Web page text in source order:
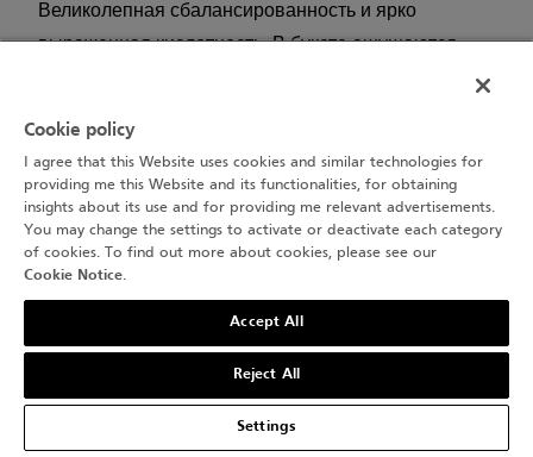
Великолепная сбалансированность и ярко
выраженная кислотность. В букете ощущаются
2009 RIESLING GRAND CRU HENGST (РИСЛИНГ
ГРАНД КРЮ ЭНГСТ)
Более мощное, мужественное и округлое, чем
Бранд. Привкус корок лайма переходит в
грейпфрутовое и масляное послевкусие.
Великолепное длинное вино.
2008 RIESLING GRAND CRU HENGST SAMAIN
(РИСЛИНГ ГРАНД КРЮ ЭНГСТ САMАЙН)
Блокбастер. Впечатляющая мощь и
Cookie policy
I agree that this Website uses cookies and similar technologies for
providing me this Website and its functionalities, for obtaining
insights about its use and for providing me relevant advertisements.
You may change the settings to activate or deactivate each category
of cookies. To find out more about cookies, please see our
Cookie Notice.
Accept All
Reject All
Settings